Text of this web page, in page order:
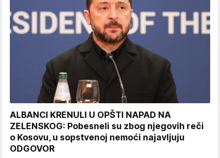
ALBANCI KRENULI U OPŠTI NAPAD NA
ZELENSKOG: Pobesneli su zbog njegovih reči
o Kosovu, u sopstvenoj nemoći najavljuju
ODGOVOR